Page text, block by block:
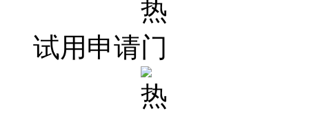
试用申请